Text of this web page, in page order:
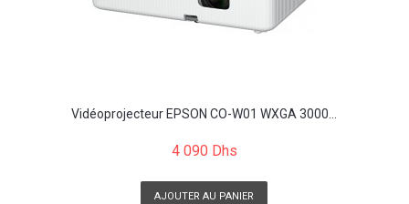
Vidéoprojecteur EPSON CO-W01 WXGA 3000...
4 090 Dhs
AJOUTER AU PANIER